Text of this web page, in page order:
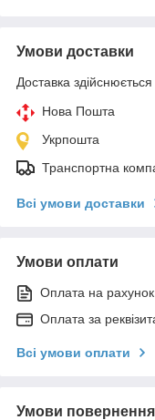
Умови доставки
Доставка
Нова Пошта
Укрпошта
Транспортна
Всі умови доставки
Умови оплати
Оплата на рахунок
Оплата за
Всі умови оплати
Умови повернення